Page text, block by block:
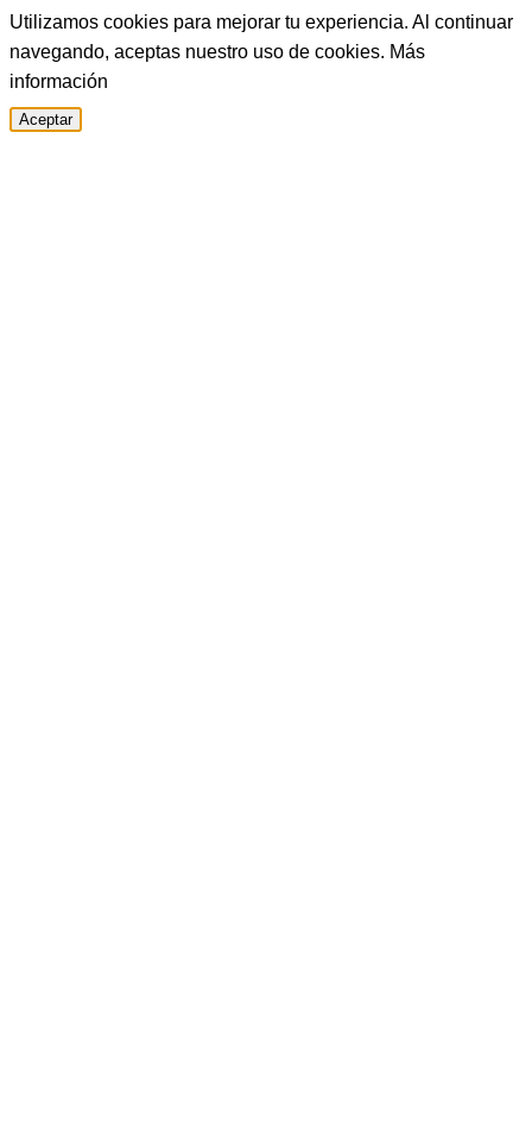
Utilizamos cookies para mejorar tu experiencia. Al continuar
navegando, aceptas nuestro uso de cookies. Más
información
Aceptar